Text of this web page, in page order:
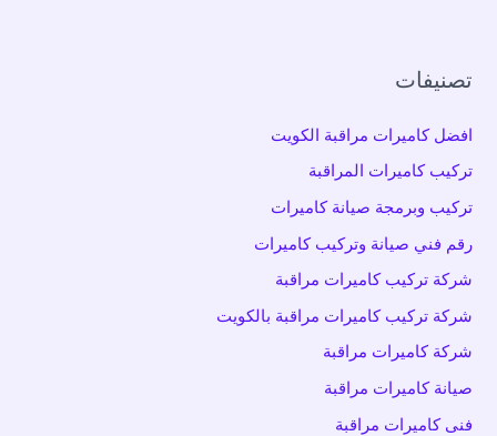
تصنيفات
افضل كاميرات مراقبة الكويت
تركيب كاميرات المراقبة
تركيب وبرمجة صيانة كاميرات
رقم فني صيانة وتركيب كاميرات
شركة تركيب كاميرات مراقبة
شركة تركيب كاميرات مراقبة بالكويت
شركة كاميرات مراقبة
صيانة كاميرات مراقبة
فنى كاميرات مراقبة